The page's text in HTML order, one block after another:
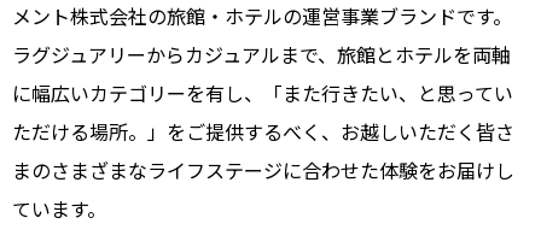
メント株式会社の旅館・ホテルの運営事業ブランドです。
ラグジュアリーからカジュアルまで、旅館とホテルを両軸
に幅広いカテゴリーを有し、「また行きたい、と思ってい
ただける場所。」をご提供するべく、お越しいただく皆さ
まのさまざまなライフステージに合わせた体験をお届けし
ています。